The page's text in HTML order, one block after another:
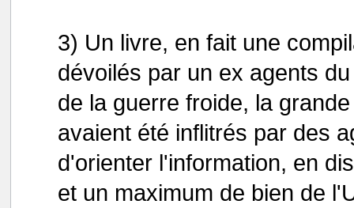
3) Un livre, en fait une
dévoilés par un ex agents
de la guerre froide, la
avaient été inflitrés par des
d'orienter l'information, en
et un maximum de bien de